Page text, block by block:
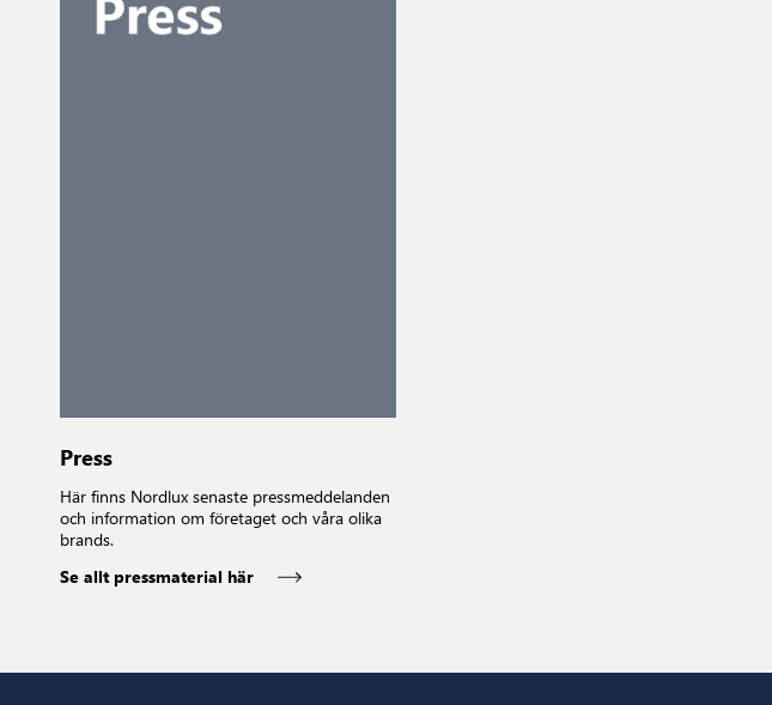
Press
Här finns Nordlux senaste pressmeddelanden
och information om företaget och våra olika
brands.
Se allt pressmaterial här